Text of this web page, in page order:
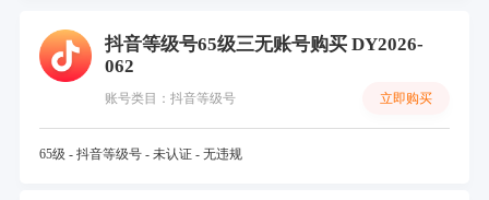
抖音等级号65级三无账号购买 DY2026-
062
账号类目：抖音等级号 立即购买
65级 - 抖音等级号 - 未认证 - 无违规